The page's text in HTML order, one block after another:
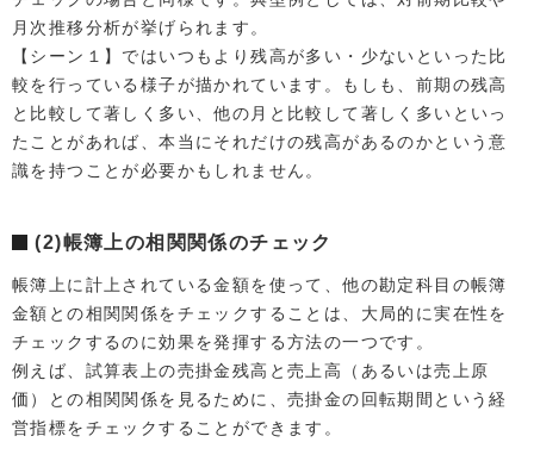
月次推移分析が挙げられます。
【シーン１】ではいつもより残高が多い・少ないといった比
較を行っている様子が描かれています。もしも、前期の残高
と比較して著しく多い、他の月と比較して著しく多いといっ
たことがあれば、本当にそれだけの残高があるのかという意
識を持つことが必要かもしれません。
(2)帳簿上の相関関係のチェック
帳簿上に計上されている金額を使って、他の勘定科目の帳簿
金額との相関関係をチェックすることは、大局的に実在性を
チェックするのに効果を発揮する方法の一つです。
例えば、試算表上の売掛金残高と売上高（あるいは売上原
価）との相関関係を見るために、売掛金の回転期間という経
営指標をチェックすることができます。